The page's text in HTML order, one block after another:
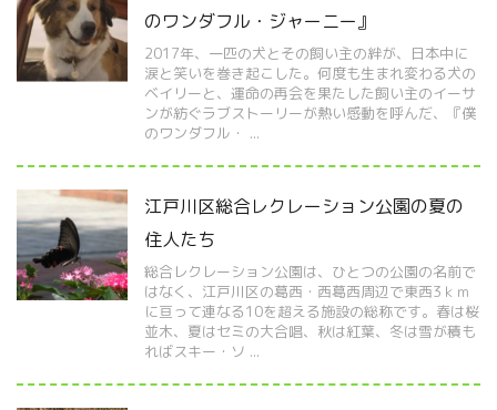
のワンダフル・ジャーニー』
2017年、一匹の犬とその飼い主の絆が、日本中に
涙と笑いを巻き起こした。何度も生まれ変わる犬の
ベイリーと、運命の再会を果たした飼い主のイーサ
ンが紡ぐラブストーリーが熱い感動を呼んだ、『僕
のワンダフル・ ...
江戸川区総合レクレーション公園の夏の
住人たち
総合レクレーション公園は、ひとつの公園の名前で
はなく、江戸川区の葛西・西葛西周辺で東西3ｋｍ
に亘って連なる10を超える施設の総称です。春は桜
並木、夏はセミの大合唱、秋は紅葉、冬は雪が積も
ればスキー・ソ ...